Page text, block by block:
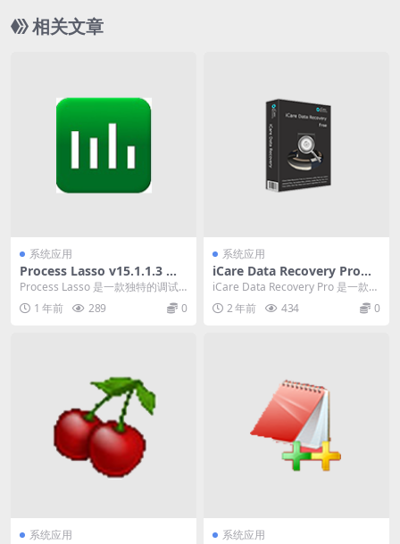
相关文章
系统应用
Process Lasso v15.1.1.3 一
款独特的调试进程级别的系统
Process Lasso 是一款独特的调试
进程级别的系统优化工具，主要功
能是基...
1 年前 289 0
系统应用
iCare Data Recovery Pro
(数据恢复专家) v9.0.0.9 中文
iCare Data Recovery Pro 是一款专
业版的数据恢复软件。可以...
2 年前 434 0
系统应用 系统应用